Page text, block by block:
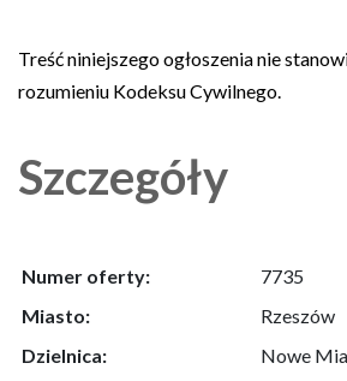
Treść niniejszego ogłoszenia nie
rozumieniu Kodeksu Cywilnego.
Szczegóły
Numer oferty:
7735
Miasto:
Rzeszów
Dzielnica:
Nowe